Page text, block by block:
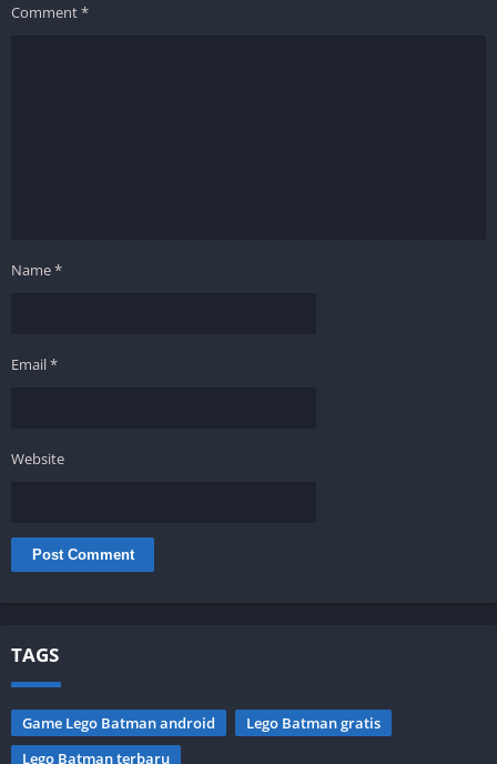
Comment*
Name*
Email*
Website
TAGS
Game Lego Batman android
Lego Batman gratis
Lego Batman terbaru